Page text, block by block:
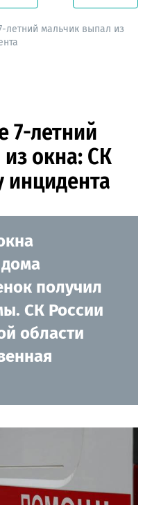
издания
летний мальчик выпал из
7-летний
окна: СК
инцидента
получил
СК России
области